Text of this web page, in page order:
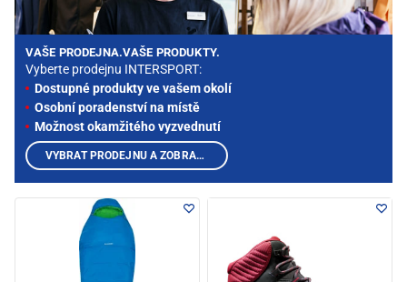
VAŠE PRODEJNA.VAŠE PRODUKTY.
Vyberte prodejnu INTERSPORT:
Dostupné produkty ve vašem okolí
Osobní poradenství na místě
Možnost okamžitého vyzvednutí
VYBRAT PRODEJNU A ZOBRAZIT PRODUKTY